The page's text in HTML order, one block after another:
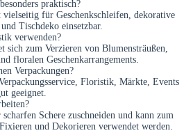
praktisch?
für Geschenkschleifen, dekorative
Tischdeko einsetzbar.
verwenden?
sich zum Verzieren von Blumensträußen,
floralen Geschenkarrangements.
Verpackungen?
Floristik, Märkte, Events
geeignet.
Schere zuschneiden und kann zum
und Dekorieren verwendet werden.